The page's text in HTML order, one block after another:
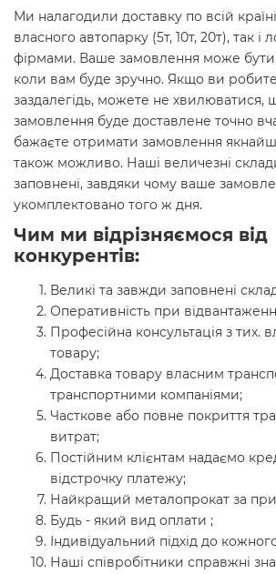
Ми налагодили доставку по всій
власного автопарку (5т, 10т, 20т), так і
фірмами. Ваше замовлення може бути
коли вам буде зручно. Якщо ви
заздалегідь, можете не хвилюватися,
замовлення буде доставлене точно
бажаєте отримати замовлення
також можливо. Наші величезні
заповнені, завдяки чому ваше
укомплектовано того ж дня.
Чим ми відрізняємося від
конкурентів:
Великі та завжди заповнені
Оперативність при
Професійна консультація з тих.
товару;
Доставка товару власним
транспортними компаніями;
Часткове або повне покриття
витрат;
Постійним клієнтам надаємо
відстрочку платежу;
Найкращий металопрокат за
Будь - який вид оплати ;
Індивідуальний підхід до
Наші співробітники справжні